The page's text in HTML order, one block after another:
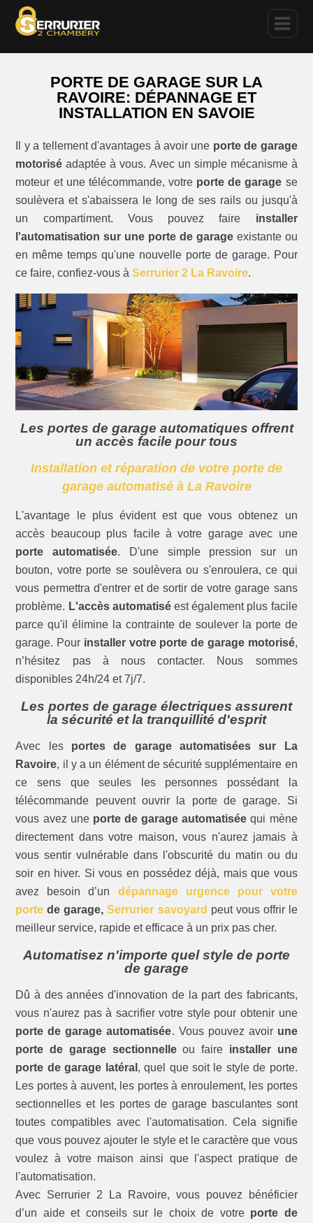
PORTE DE GARAGE SUR LA
RAVOIRE: DÉPANNAGE ET
INSTALLATION EN SAVOIE
Il y a tellement d'avantages à avoir une porte de garage
motorisé adaptée à vous. Avec un simple mécanisme à
moteur et une télécommande, votre porte de garage se
soulèvera et s'abaissera le long de ses rails ou jusqu'à
un compartiment. Vous pouvez faire installer
l'automatisation sur une porte de garageexistante ou
en même temps qu'une nouvelle porte de garage. Pour
ce faire, confiez-vous àSerrurier 2 La Ravoire.
Les portes de garage automatiques offrent
un accès facile pour tous
Installation et réparation de votre porte de
garage automatisé à La Ravoire
L'avantage le plus évident est que vous obtenez un
accès beaucoup plus facile à votre garage avec une
porte automatisée. D'une simple pression sur un
bouton, votre porte se soulèvera ou s'enroulera, ce qui
vous permettra d'entrer et de sortir de votre garage sans
problème. L'accès automatiséest également plus facile
parce qu'il élimine la contrainte de soulever la porte de
garage. Pour installer votre porte de garage motorisé,
n’hésitez pas à nous contacter. Nous sommes
disponibles 24h/24 et 7j/7.
Les portes de garage électriques assurent
la sécurité et la tranquillité d'esprit
Avec les portes de garage automatisées sur La
Ravoire, il y a un élément de sécurité supplémentaire en
ce sens que seules les personnes possédant la
télécommande peuvent ouvrir la porte de garage. Si
vous avez une porte de garage automatisée qui mène
directement dans votre maison, vous n'aurez jamais à
vous sentir vulnérable dans l'obscurité du matin ou du
soir en hiver. Si vous en possédez déjà, mais que vous
avez besoin d’un dépannage urgence pour votre
porte de garage,Serrurier savoyard peut vous offrir le
meilleur service, rapide et efficace à un prix pas cher.
Automatisez n'importe quel style de porte
de garage
Dû à des années d'innovation de la part des fabricants,
vous n'aurez pas à sacrifier votre style pour obtenir une
porte de garage automatisée. Vous pouvez avoir une
porte de garage sectionnelleou faire installer une
porte de garage latéral , quel que soit le style de porte.
Les portes à auvent, les portes à enroulement, les portes
sectionnelles et les portes de garage basculantes sont
toutes compatibles avec l'automatisation. Cela signifie
que vous pouvez ajouter le style et le caractère que vous
voulez à votre maison ainsi que l'aspect pratique de
l'automatisation.
Avec Serrurier 2 La Ravoire, vous pouvez bénéficier
d’un aide et conseils sur le choix de votre porte de